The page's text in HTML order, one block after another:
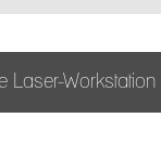
Laser-